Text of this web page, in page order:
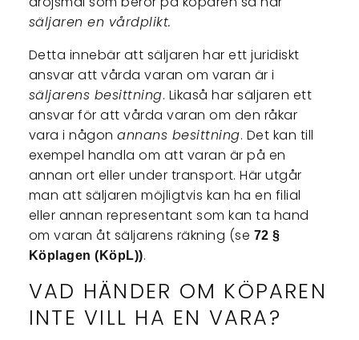
säljaren en vårdplikt.
Detta innebär att säljaren har ett juridiskt
ansvar att vårda varan om varan är i
säljarens besittning. Likaså har säljaren ett
ansvar för att vårda varan om den råkar
vara i någonannans besittning. Det kan till
exempel handla om att varan är på en
annan ort eller under transport. Här utgår
man att säljaren möjligtvis kan ha en filial
eller annan representant som kan ta hand
om varan åt säljarens räkning (se 72 §
Köplagen (KöpL)).
VAD HÄNDER OM KÖPAREN
INTE VILL HA EN VARA?